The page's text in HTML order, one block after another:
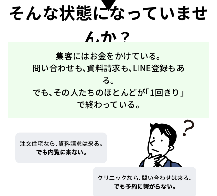
そんな状態になっていませ
んか？
集客にはお金をかけている。
問い合わせも、資料請求も、LINE登録もあ
る。
でも、その人たちのほとんどが「1回きり」
で終わっている。